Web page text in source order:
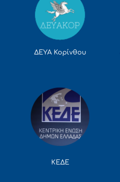
ΔΕΥΑ Κορίνθου
ΚΕΔΕ